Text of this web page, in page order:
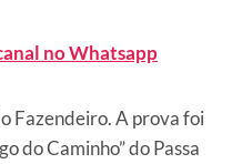
no Whatsapp
Fazendeiro. A prova foi
do Caminho” do Passa